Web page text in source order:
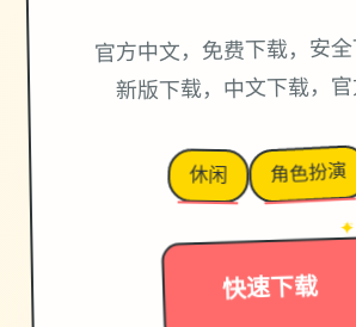
官方中文，免费下载，安
新版下载，中文下载，
休闲 角色扮演
快速下载